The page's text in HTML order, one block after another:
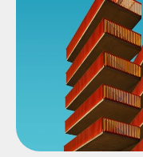
STIJLVOLLE
UITSTRALING